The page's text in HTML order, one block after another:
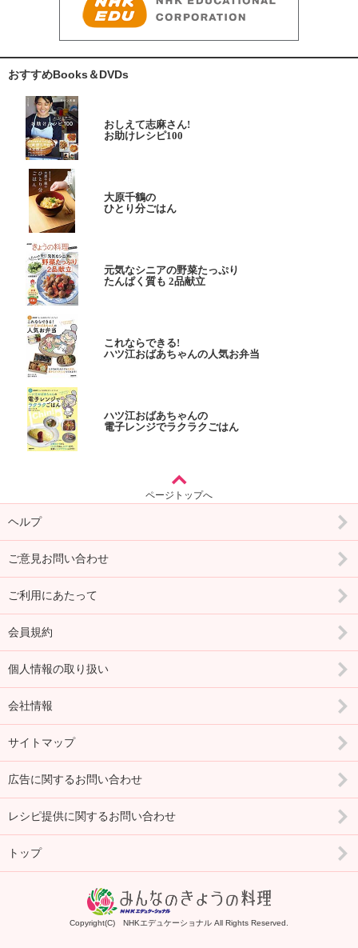
おすすめBooks＆DVDs
おしえて志麻さん!
お助けレシピ100
大原千鶴の
ひとり分ごはん
元気なシニアの野菜たっぷり
たんぱく質も 2品献立
これならできる!
ハツ江おばあちゃんの人気お弁当
ハツ江おばあちゃんの
電子レンジでラクラクごはん
ページトップへ
ヘルプ
ご意見お問い合わせ
ご利用にあたって
会員規約
個人情報の取り扱い
会社情報
サイトマップ
広告に関するお問い合わせ
レシピ提供に関するお問い合わせ
トップ
Copyright(C) NHKエデュケーショナル All Rights Reserved.